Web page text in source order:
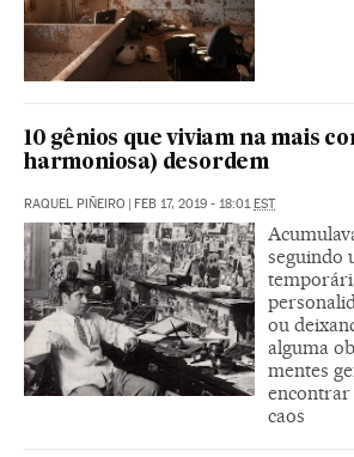
10 gênios que viviam na mais
harmoniosa) desordem
RAQUEL PIÑEIRO | FEB 17, 2019 - 18:01 EST
seguindo
ou
alguma
mentes
encontrar
caos